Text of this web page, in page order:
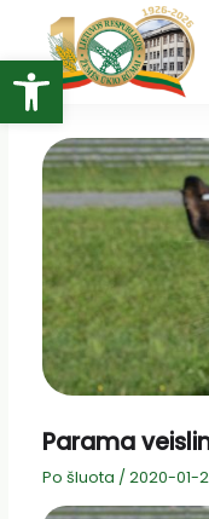
Open toolbar
turinio
Parama
Po šluota / 2020-01-